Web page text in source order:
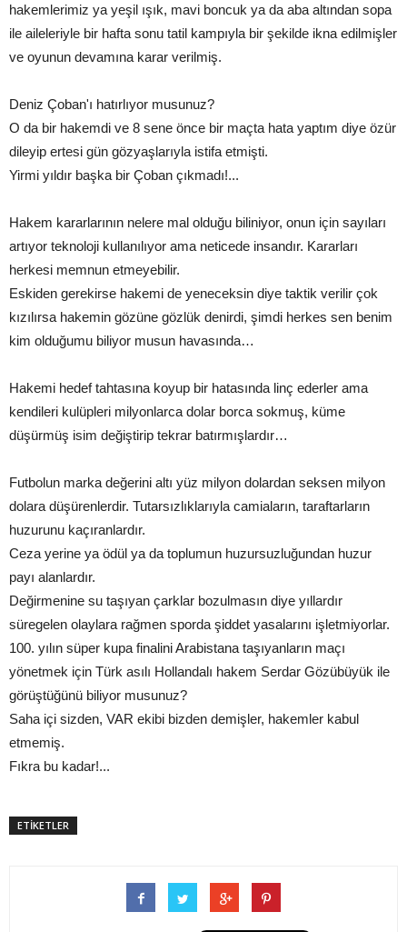
hakemlerimiz ya yeşil ışık, mavi boncuk ya da aba altından sopa
ile aileleriyle bir hafta sonu tatil kampıyla bir şekilde ikna edilmişler
ve oyunun devamına karar verilmiş.
Deniz Çoban'ı hatırlıyor musunuz?
O da bir hakemdi ve 8 sene önce bir maçta hata yaptım diye özür
dileyip ertesi gün gözyaşlarıyla istifa etmişti.
Yirmi yıldır başka bir Çoban çıkmadı!...
Hakem kararlarının nelere mal olduğu biliniyor, onun için sayıları
artıyor teknoloji kullanılıyor ama neticede insandır. Kararları
herkesi memnun etmeyebilir.
Eskiden gerekirse hakemi de yeneceksin diye taktik verilir çok
kızılırsa hakemin gözüne gözlük denirdi, şimdi herkes sen benim
kim olduğumu biliyor musun havasında…
Hakemi hedef tahtasına koyup bir hatasında linç ederler ama
kendileri kulüpleri milyonlarca dolar borca sokmuş, küme
düşürmüş isim değiştirip tekrar batırmışlardır…
Futbolun marka değerini altı yüz milyon dolardan seksen milyon
dolara düşürenlerdir. Tutarsızlıklarıyla camiaların, taraftarların
huzurunu kaçıranlardır.
Ceza yerine ya ödül ya da toplumun huzursuzluğundan huzur
payı alanlardır.
Değirmenine su taşıyan çarklar bozulmasın diye yıllardır
süregelen olaylara rağmen sporda şiddet yasalarını işletmiyorlar.
100. yılın süper kupa finalini Arabistana taşıyanların maçı
yönetmek için Türk asılı Hollandalı hakem Serdar Gözübüyük ile
görüştüğünü biliyor musunuz?
Saha içi sizden, VAR ekibi bizden demişler, hakemler kabul
etmemiş.
Fıkra bu kadar!...
ETİKETLER